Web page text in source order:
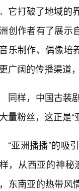
它打破了地域的
创作者有了展示
乐制作、偶像培
广阔的传播渠道
同样，中国古装
量粉丝，这正是
“亚洲播播”的吸
，从西亚的神
东南亚的热带风